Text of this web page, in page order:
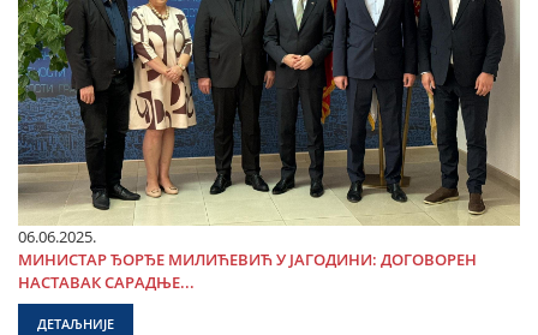
06.06.2025.
МИНИСТАР ЂОРЂЕ МИЛИЋЕВИЋ У ЈАГОДИНИ: ДОГОВОРЕН
НАСТАВАК САРАДЊЕ...
ДЕТАЉНИЈЕ